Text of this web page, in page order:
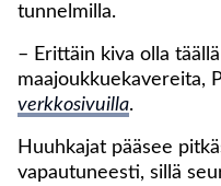
tunnelmilla.
– Erittäin kiva olla
maajoukkuekavereita,
verkkosivuilla.
Huuhkajat pääsee
vapautuneesti, sillä